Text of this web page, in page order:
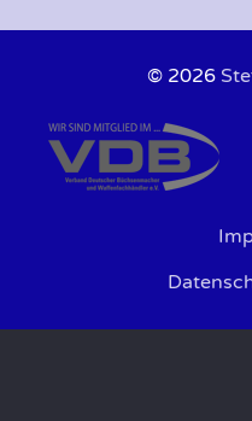
© 2026